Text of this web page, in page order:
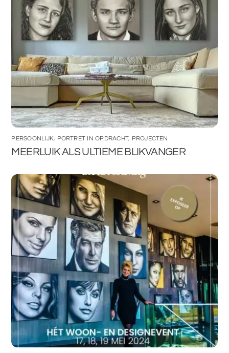
PERSOONLIJK, PORTRET IN OPDRACHT, PROJECTEN
MEERLUIK ALS ULTIEME BLIKVANGER